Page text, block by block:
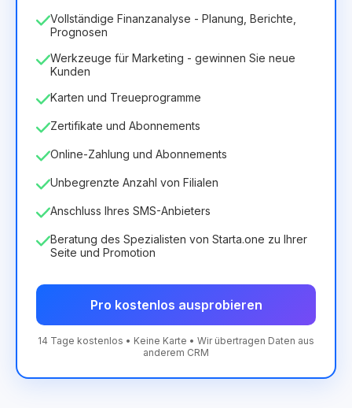
Vollständige Finanzanalyse - Planung, Berichte,
Prognosen
Werkzeuge für Marketing - gewinnen Sie neue
Kunden
Karten und Treueprogramme
Zertifikate und Abonnements
Online-Zahlung und Abonnements
Unbegrenzte Anzahl von Filialen
Anschluss Ihres SMS-Anbieters
Beratung des Spezialisten von Starta.one zu Ihrer
Seite und Promotion
Pro kostenlos ausprobieren
14 Tage kostenlos • Keine Karte • Wir übertragen Daten aus
anderem CRM